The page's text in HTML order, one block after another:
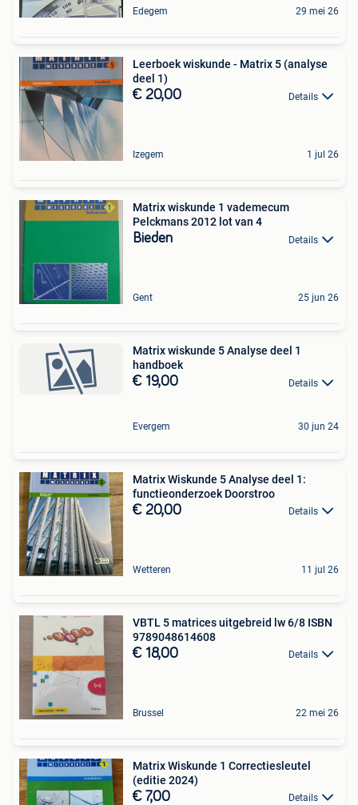
Edegem 29 mei 26
Leerboek wiskunde - Matrix 5 (analyse
deel 1)
€ 20,00 Details
Izegem 1 jul 26
Matrix wiskunde 1 vademecum
Pelckmans 2012 lot van 4
Bieden Details
Gent 25 jun 26
Matrix wiskunde 5 Analyse deel 1
handboek
€ 19,00 Details
Evergem 30 jun 24
Matrix Wiskunde 5 Analyse deel 1:
functieonderzoek Doorstroo
€ 20,00 Details
Wetteren 11 jul 26
VBTL 5 matrices uitgebreid lw 6/8 ISBN
9789048614608
€ 18,00 Details
Brussel 22 mei 26
Matrix Wiskunde 1 Correctiesleutel
(editie 2024)
€ 7,00 Details